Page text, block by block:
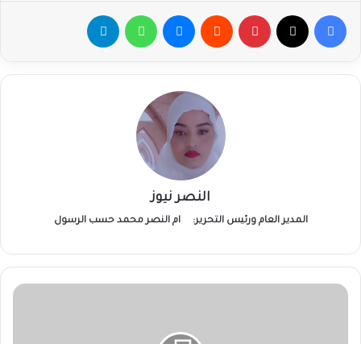
فيسبوك بينتيريست ماسنجر واتساب
النصر نيوز
المدير العام ورئيس التحرير: ام النصر محمد حسب الرسول
قرعة